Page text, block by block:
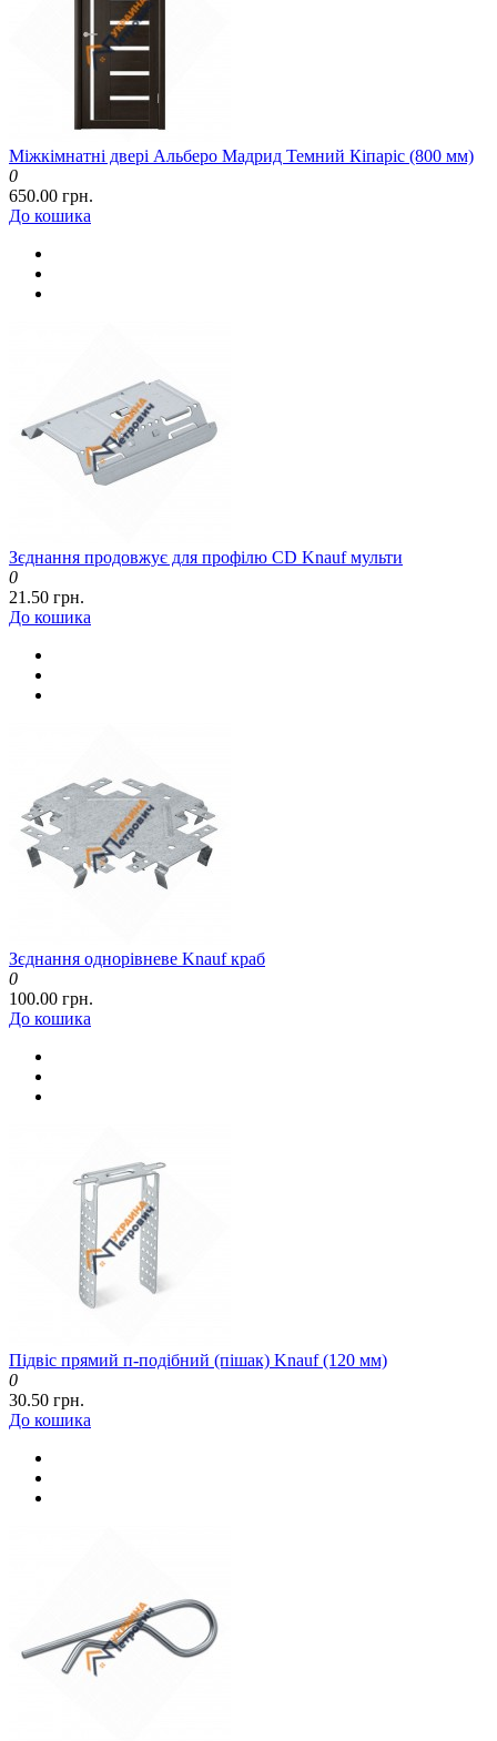
Міжкімнатні двері Альберо Мадрид Темний Кіпаріс (800 мм)
0
650.00 грн.
До кошика
Зєднання продовжує для профілю CD Knauf мульти
0
21.50 грн.
До кошика
Зєднання однорівневе Knauf краб
0
100.00 грн.
До кошика
Підвіс прямий п-подібний (пішак) Knauf (120 мм)
0
30.50 грн.
До кошика